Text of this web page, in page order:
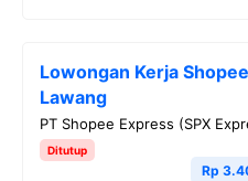
Lowongan Kerja
Lawang
PT Shopee Express (SPX
Ditutup
Rp